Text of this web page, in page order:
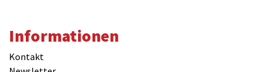
Informationen
Kontakt